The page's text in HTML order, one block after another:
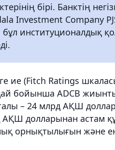
бірі. Банктің
Investment Company
институционалдық
ие (Fitch Ratings
бойынша ADCB
– 24 млрд АҚШ
долларынан астам
орнықтылығын және